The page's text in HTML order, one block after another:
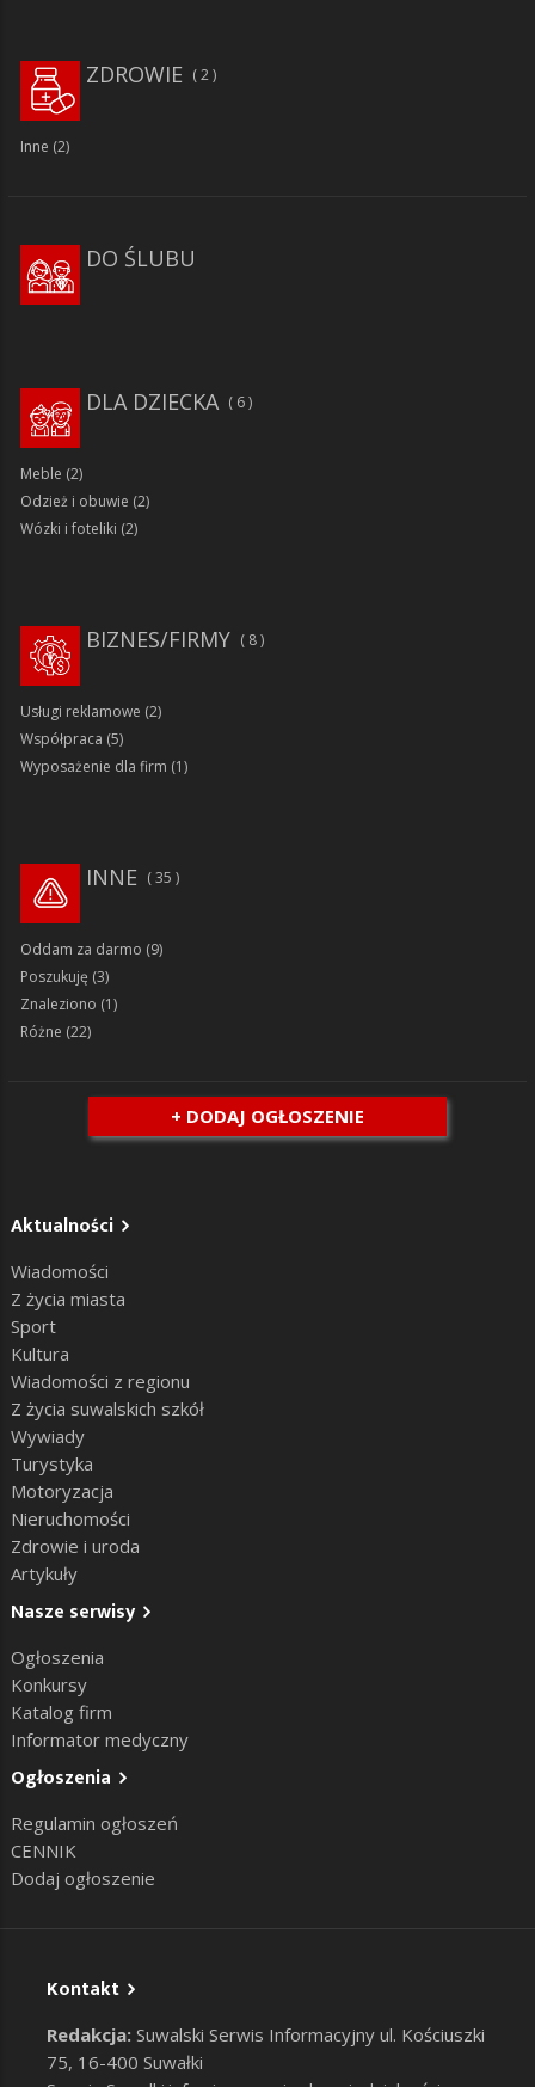
ZDROWIE 2
Inne (2)
DO ŚLUBU
6
DLA DZIECKA
Meble (2)
Odzież i obuwie (2)
Wózki i foteliki (2)
8
BIZNES/FIRMY
Usługi reklamowe (2)
Współpraca (5)
Wyposażenie dla firm (1)
35
INNE
Oddam za darmo (9)
Poszukuję (3)
Znaleziono (1)
Różne (22)
+ DODAJ OGŁOSZENIE
Aktualności
Wiadomości
Z życia miasta
Sport
Kultura
Wiadomości z regionu
Z życia suwalskich szkół
Wywiady
Turystyka
Motoryzacja
Nieruchomości
Zdrowie i uroda
Artykuły
Nasze serwisy
Ogłoszenia
Konkursy
Katalog firm
Informator medyczny
Ogłoszenia
Regulamin ogłoszeń
CENNIK
Dodaj ogłoszenie
Kontakt
Redakcja: Suwalski Serwis Informacyjny ul. Kościuszki
75, 16-400 Suwałki